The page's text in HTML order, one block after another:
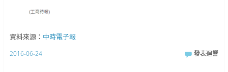
資料來源： 中時電子報
2016-06-24 發表迴響